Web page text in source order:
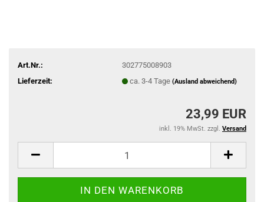
Art.Nr.:
302775008903
Lieferzeit:
ca. 3-4 Tage (Ausland abweichend)
23,99 EUR
inkl. 19% MwSt. zzgl. Versand